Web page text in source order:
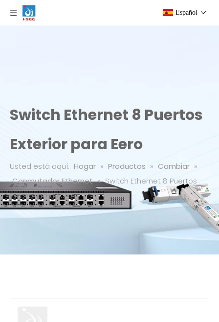
Español
Switch Ethernet 8 Puertos
Exterior para Eero
Usted está aquí: Hogar » Productos » Cambiar »
Conmutador Ethernet » Switch Ethernet 8 Puertos
Exterior para Eero